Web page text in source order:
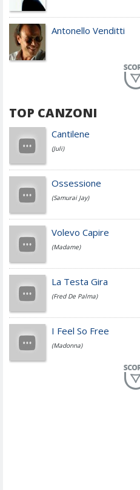
Antonello Venditti
Achille Lauro
Cesare Cremonini
Jovanotti
Fedez
Simone Cristicchi
TOP CANZONI
Cantilene
(Juli)
Ossessione
(Samurai Jay)
Volevo Capire
(Madame)
La Testa Gira
(Fred De Palma)
I Feel So Free
(Madonna)